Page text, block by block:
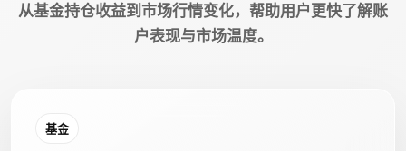
从基金持仓收益到市场行情变化，帮助用户更快了解账
户表现与市场温度。
基金